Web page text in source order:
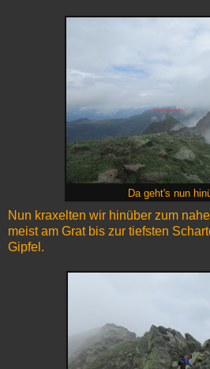
Da geht's nun
Nun kraxelten wir hinüber zum
meist am Grat bis zur tiefsten
Gipfel.